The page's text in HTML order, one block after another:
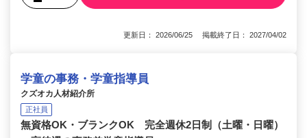
更新日： 2026/06/25 掲載終了日： 2027/04/02
学童の事務・学童指導員
クズオカ人材紹介所
正社員
無資格OK・ブランクOK 完全週休2日制（土曜・日曜）